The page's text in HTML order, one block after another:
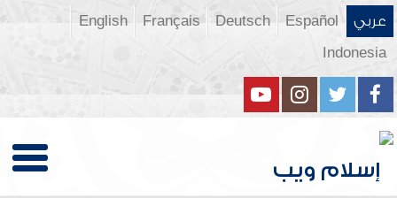
عربي Español
Deutsch
Français
English
Indonesia